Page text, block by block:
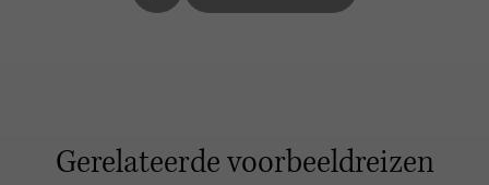
Gerelateerde voorbeeldreizen